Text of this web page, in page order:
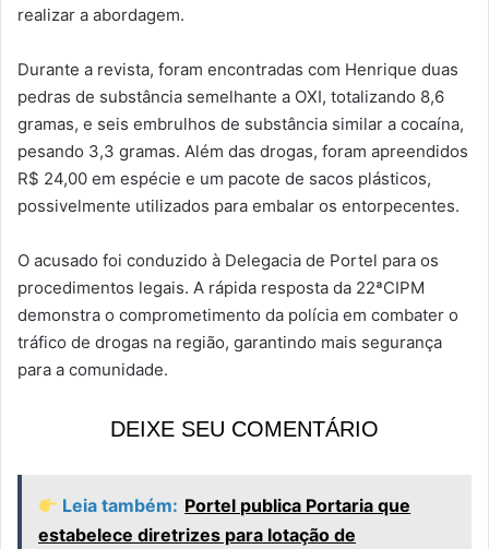
realizar a abordagem.
Durante a revista, foram encontradas com Henrique duas
pedras de substância semelhante a OXI, totalizando 8,6
gramas, e seis embrulhos de substância similar a cocaína,
pesando 3,3 gramas. Além das drogas, foram apreendidos
R$ 24,00 em espécie e um pacote de sacos plásticos,
possivelmente utilizados para embalar os entorpecentes.
O acusado foi conduzido à Delegacia de Portel para os
procedimentos legais. A rápida resposta da 22ªCIPM
demonstra o comprometimento da polícia em combater o
tráfico de drogas na região, garantindo mais segurança
para a comunidade.
DEIXE SEU COMENTÁRIO
Leia também: Portel publica Portaria que
estabelece diretrizes para lotação de